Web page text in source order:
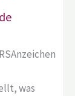
was